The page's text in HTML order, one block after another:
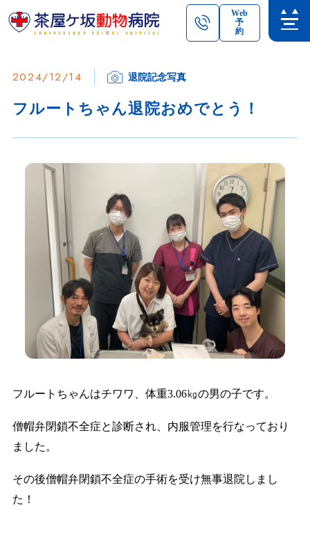
Web
予
約
2024/12/14 退院記念写真
フルートちゃん退院おめでとう！
フルートちゃんはチワワ、体重3.06㎏の男の子です。
僧帽弁閉鎖不全症と診断され、内服管理を行なっており
ました。
その後僧帽弁閉鎖不全症の手術を受け無事退院しまし
た！